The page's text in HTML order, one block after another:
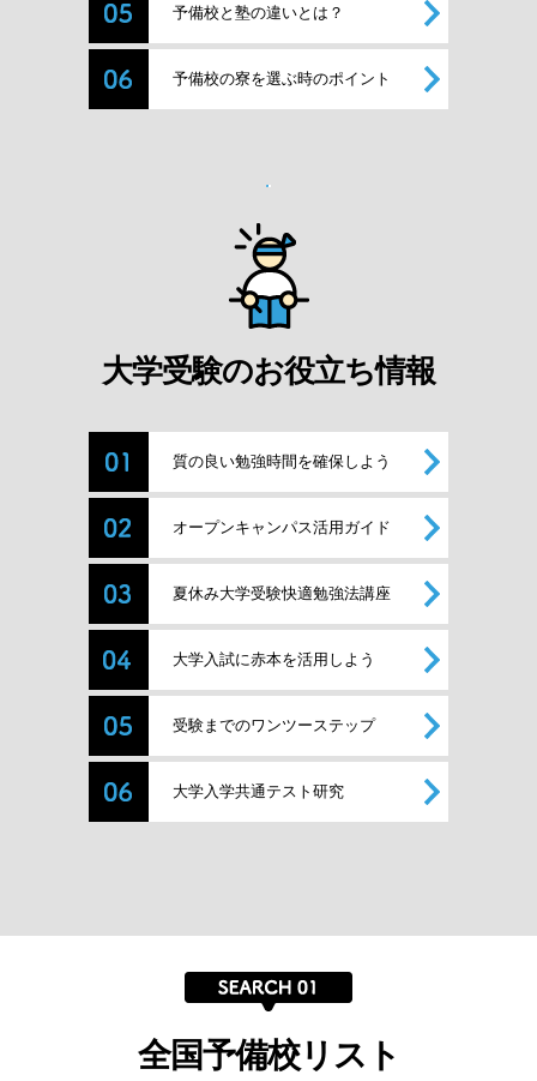
予備校と塾の違いとは？
予備校の寮を選ぶ時のポイント
大学受験のお役立ち情報
質の良い勉強時間を確保しよう
オープンキャンパス活用ガイド
夏休み大学受験快適勉強法講座
大学入試に赤本を活用しよう
受験までのワンツーステップ
大学入学共通テスト研究
全国予備校リスト